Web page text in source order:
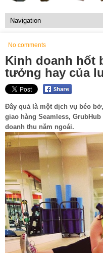
No comments
Kinh doanh hốt
tưởng hay của
Đây quả là một dịch vụ béo
giao hàng Seamless,
doanh thu năm ngoái.